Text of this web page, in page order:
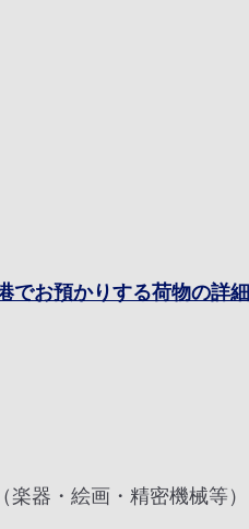
でお預かりする荷物の詳細
器・絵画・精密機械等）